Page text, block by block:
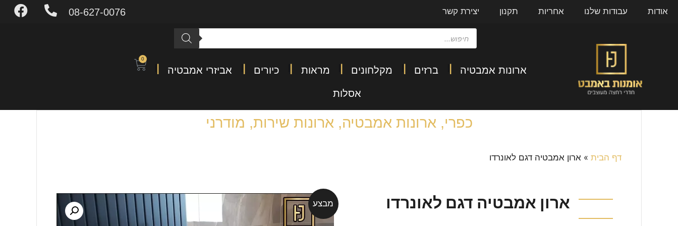
אודות עבודות שלנו אחריות תקנון יצירת קשר 08-627-0076
ארונות אמבטיה ברזים מקלחונים מראות כיורים אביזרי אמבטיה
אסלות
0
כפרי, ארונות אמבטיה, ארונות שירות, מודרני
דף הבית » ארון אמבטיה דגם לאונרדו
ארון אמבטיה דגם לאונרדו מבצע